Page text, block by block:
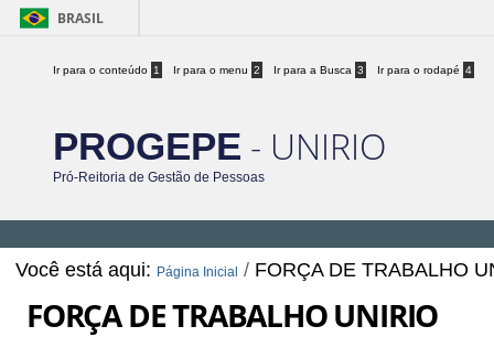
BRASIL
Ir para o conteúdo 1 Ir para o menu 2 Ir para a Busca 3 Ir para o rodapé 4
PROGEPE - UNIRIO
Pró-Reitoria de Gestão de Pessoas
Você está aqui: Página Inicial / FORÇA DE TRABALHO
FORÇA DE TRABALHO UNIRIO